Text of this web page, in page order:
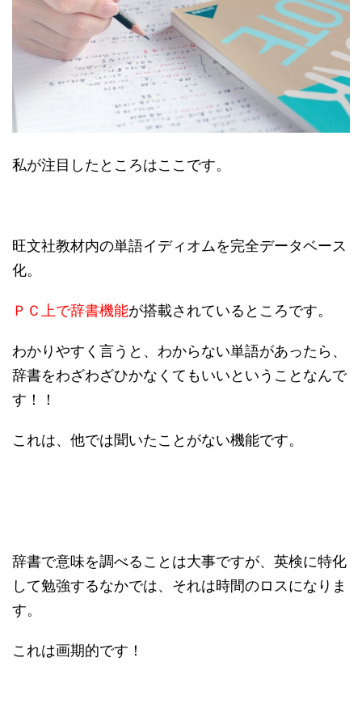
私が注目したところはここです。
旺文社教材内の単語イディオムを完全データベース
化。
ＰＣ上で辞書機能が搭載されているところです。
わかりやすく言うと、わからない単語があったら、
辞書をわざわざひかなくてもいいということなんで
す！！
これは、他では聞いたことがない機能です。
辞書で意味を調べることは大事ですが、英検に特化
して勉強するなかでは、それは時間のロスになりま
す。
これは画期的です！